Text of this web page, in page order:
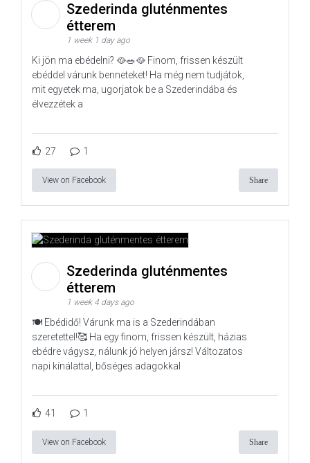
Szederinda gluténmentes
étterem
1 week 1 day ago
Ki jön ma ebédelni? 🥘🥗🥘 Finom, frissen készült
ebéddel várunk benneteket! Ha még nem tudjátok,
mit egyetek ma, ugorjatok be a Szederindába és
élvezzétek a
27 1
View on Facebook Share
Szederinda gluténmentes
étterem
1 week 4 days ago
🍽️ Ebédidő! Várunk ma is a Szederindában
szeretettel!🥰 Ha egy finom, frissen készült, házias
ebédre vágysz, nálunk jó helyen jársz! Változatos
napi kínálattal, bőséges adagokkal
41 1
View on Facebook Share